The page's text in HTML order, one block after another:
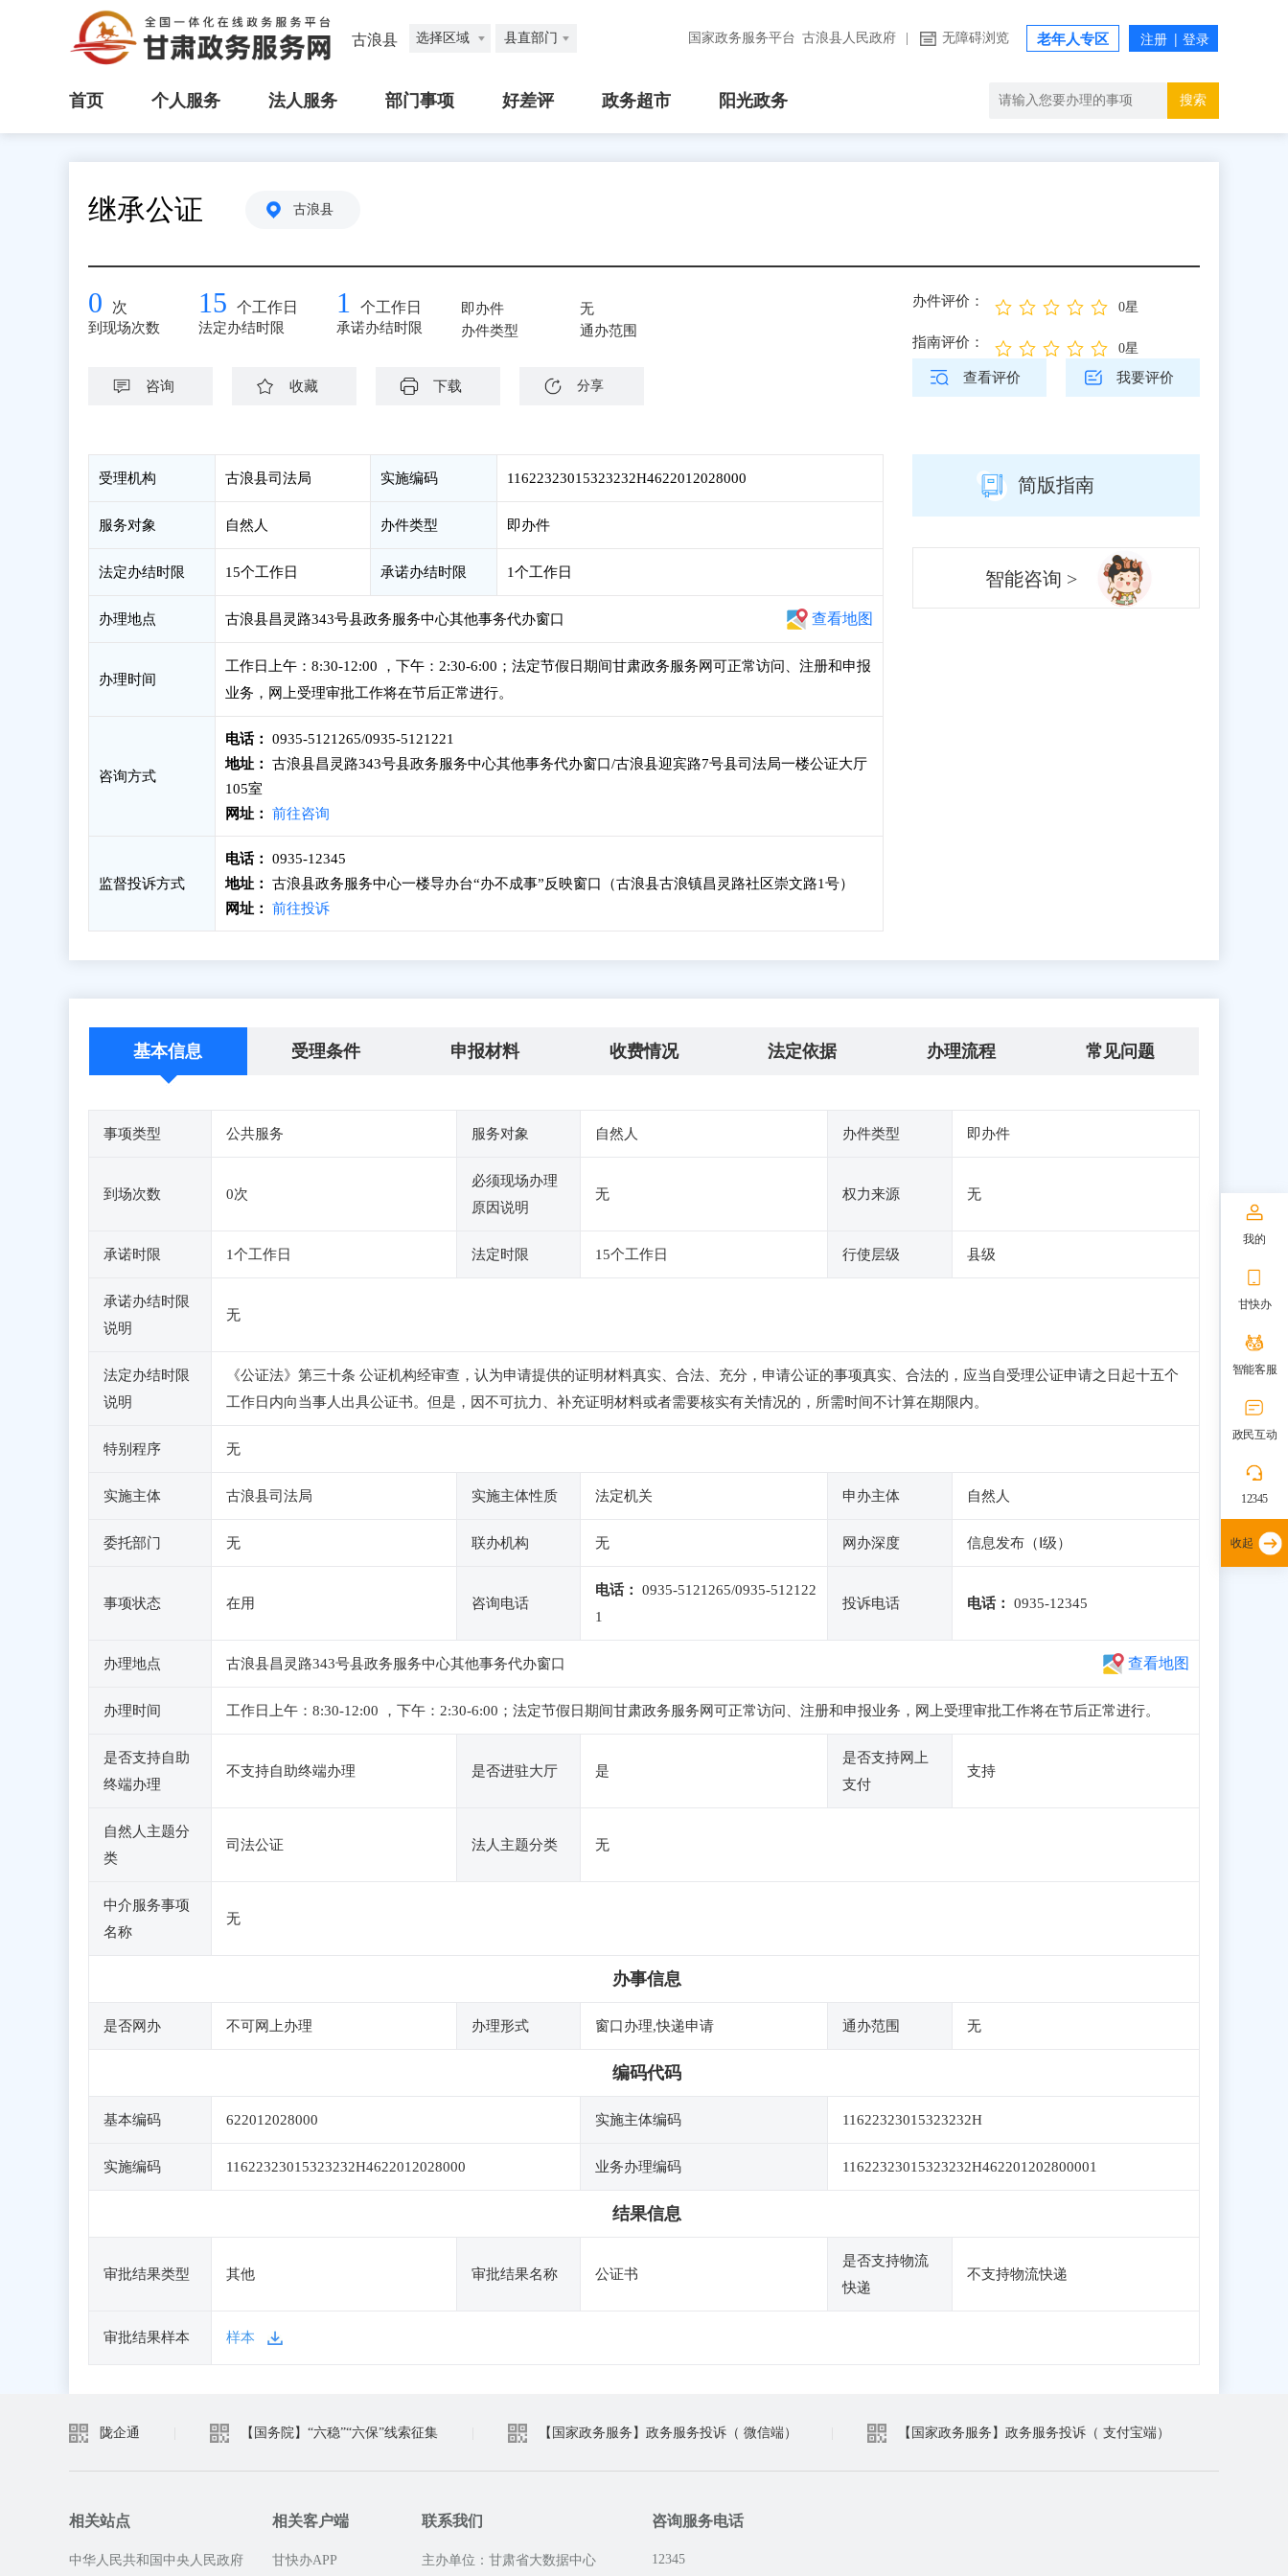
古浪县 选择区域 县直部门 国家政务服务平台 古浪县人民政府 无障碍浏览 老年人专区
首页 个人服务 法人服务 部门事项 好差评 政务超市 阳光政务 搜索
继承公证 古浪县
0 次
到现场次数
15 个工作日
法定办结时限
1 个工作日
承诺办结时限
即办件
办件类型
无
通办范围
咨询 收藏 下载 分享
办件评价： 0星
指南评价： 0星
查看评价 我要评价
受理机构 古浪县司法局 实施编码 11622323015323232H4622012028000
服务对象 自然人 办件类型 即办件
法定办结时限 15个工作日 承诺办结时限 1个工作日
办理地点 古浪县昌灵路343号县政务服务中心其他事务代办窗口 查看地图
办理时间
工作日上午：8:30-12:00 ，下午：2:30-6:00；法定节假日期间甘肃政务服务网可正常访问、注册和申报
业务，网上受理审批工作将在节后正常进行。
咨询方式
电话：
0935-5121265/0935-5121221
地址：
古浪县昌灵路343号县政务服务中心其他事务代办窗口/古浪县迎宾路7号县司法局一楼公证大厅
105室
网址：
前往咨询
监督投诉方式
电话：
0935-12345
地址：
古浪县政务服务中心一楼导办台“办不成事”反映窗口（古浪县古浪镇昌灵路社区崇文路1号）
网址：
前往投诉
简版指南
智能咨询 >
基本信息 受理条件 申报材料 收费情况 法定依据 办理流程 常见问题
事项类型 公共服务 服务对象 自然人 办件类型 即办件
到场次数 0次
必须现场办理
原因说明
无 权力来源 无
承诺时限 1个工作日 法定时限 15个工作日 行使层级 县级
承诺办结时限
说明
无
法定办结时限
说明
《公证法》第三十条 公证机构经审查，认为申请提供的证明材料真实、合法、充分，申请公证的事项真实、合法的，应当自受理公证申请之日起十五个
工作日内向当事人出具公证书。但是，因不可抗力、补充证明材料或者需要核实有关情况的，所需时间不计算在期限内。
特别程序 无
实施主体 古浪县司法局 实施主体性质 法定机关 申办主体 自然人
委托部门 无 联办机构 无 网办深度 信息发布（Ⅰ级）
事项状态 在用 咨询电话
电话：
0935-5121265/0935-512122
1
投诉电话 电话： 0935-12345
办理地点 古浪县昌灵路343号县政务服务中心其他事务代办窗口 查看地图
办理时间 工作日上午：8:30-12:00 ，下午：2:30-6:00；法定节假日期间甘肃政务服务网可正常访问、注册和申报业务，网上受理审批工作将在节后正常进行。
是否支持自助
终端办理
不支持自助终端办理 是否进驻大厅 是
是否支持网上
支付
支持
自然人主题分
类
司法公证 法人主题分类 无
中介服务事项
名称
无
办事信息
是否网办 不可网上办理 办理形式 窗口办理,快递申请 通办范围 无
编码代码
基本编码 622012028000 实施主体编码 11622323015323232H
实施编码 11622323015323232H4622012028000 业务办理编码 11622323015323232H462201202800001
结果信息
审批结果类型 其他 审批结果名称 公证书
是否支持物流
快递
不支持物流快递
审批结果样本 样本
陇企通 【国务院】“六稳”“六保”线索征集 【国家政务服务】政务服务投诉（ 微信端） 【国家政务服务】政务服务投诉（ 支付宝端）
相关站点
中华人民共和国中央人民政府
相关客户端
甘快办APP
联系我们
主办单位：甘肃省大数据中心
咨询服务电话
12345
我的
甘快办
智能客服
政民互动
12345
收起